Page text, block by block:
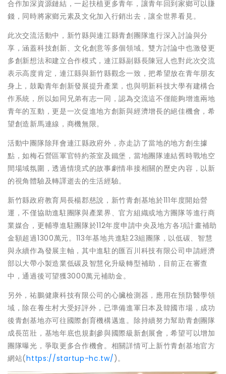
合作加深資源鏈結，一起扶植更多青年，讓青年回到家鄉可以賺
錢，同時將家鄉元素及文化加入行銷出去，讓全世界看見。
此次交流活動中，新竹縣與連江縣青創團隊進行深入討論與分
享，涵蓋科技創新、文化創意等多個領域。雙方討論中也激發更
多創新想法和建立合作模式，連江縣副縣長陳冠人也對此次交流
表示高度肯定，連江縣與新竹縣觀念一致，把希望放在青年朋友
身上，鼓勵青年創新發展提升產業，也與明新科技大學有建構合
作系統，所以如同兄弟有志一同，認為交流這不僅能夠增進兩地
青年的互動，更是一次促進地方創新與經濟增長的絕佳機會，希
望創造新馬連線，商機無限。
活動中團隊除拜會連江縣政府外，亦走訪了當地的地方創生據
點，如梅石營區軍官特約茶室及鐵堡，當地團隊連結舊時戰地空
間場域氛圍，透過情境式的故事劇情串接相關的歷史內容，以新
的視角體驗及轉譯逝去的生活經驗。
新竹縣政府教育局長楊郡慈說，新竹青創基地於111年度開始營
運，不僅協助進駐團隊與產業界、官方組織或地方團隊等進行商
業媒合，更輔導進駐團隊於112年度申請中央及地方各項計畫補助
金額超過1300萬元。113年基地共進駐23組團隊，以低碳、智慧
與永續作為發展主軸，其中進駐的匯百川科技有限公司申請經濟
部以大帶小製造業低碳及智慧化升級轉型補助，目前正在審查
中，通過後可望獲3000萬元補助金。
另外，祐鵬健康科技有限公司的心臟檢測器，應用在預防醫學領
域，除在養生村大受好評外，已準備進軍日本及韓國市場，成功
後青創基地亦可往國際創育機構邁進。除持續努力幫助青創團隊
成長茁壯，基地年底也規劃參與國際級新創展會，希望可以增加
團隊曝光，爭取更多合作機會。相關詳情可上新竹青創基地官方
網站(https://startup-hc.tw/)。